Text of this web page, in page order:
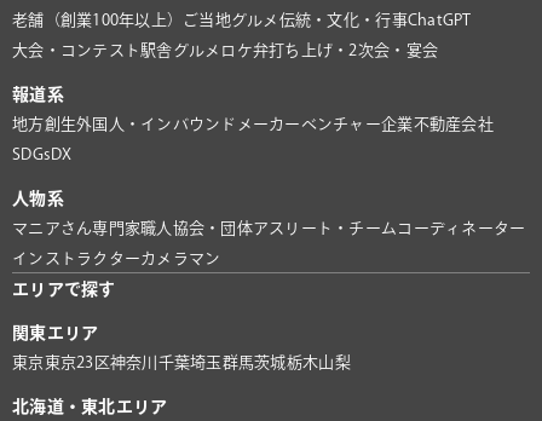
老舗（創業100年以上）
ご当地グルメ 伝統・文化・行事ChatGPT
大会・コンテスト 駅舎グルメ ロケ弁打ち上げ・2次会・宴会
報道系
地方創生外国人・インバウンド メーカー ベンチャー企業不動産会社
SDGs DX
人物系
マニアさん専門家 職人 協会・団体アスリート・チーム コーディネーター
インストラクターカメラマン
エリアで探す
関東エリア
東京 東京23区神奈川 千葉埼玉群馬茨城栃木山梨
北海道・東北エリア